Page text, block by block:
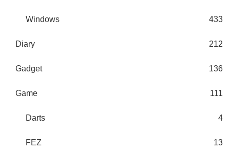
Windows 433
Diary 212
Gadget 136
Game 111
Darts 4
FEZ 13